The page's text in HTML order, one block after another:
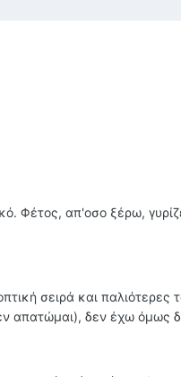
Φέτος, απ'οσο ξέρω,
σειρά και παλιότερες
απατώμαι), δεν έχω όμως